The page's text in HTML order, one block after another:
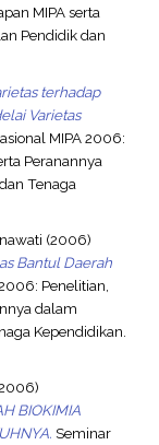
MIPA serta
Pendidik dan
terhadap
Varietas
MIPA 2006:
Peranannya
Tenaga
(2006)
Bantul Daerah
Penelitian,
dalam
Kependidikan.
BIOKIMIA
Seminar